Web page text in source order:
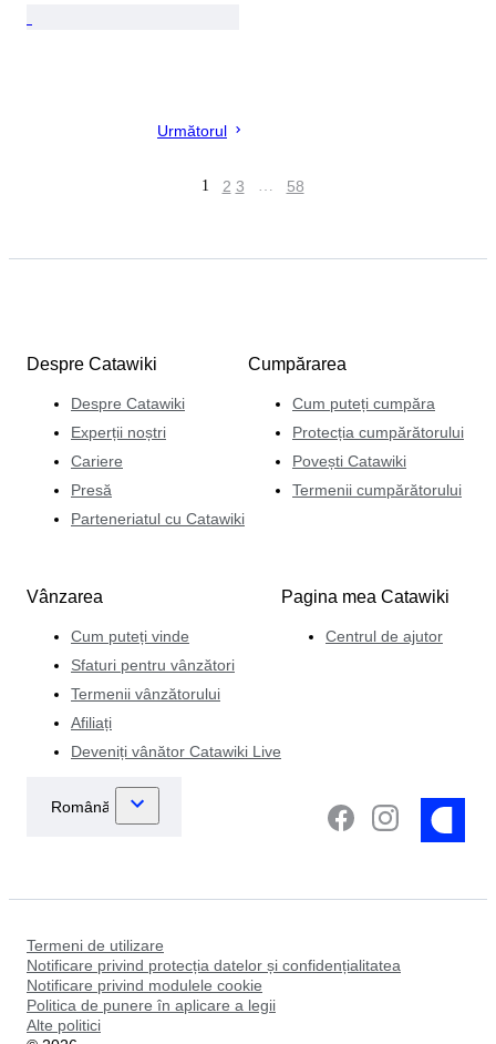
Următorul
1 2 3 … 58
Despre Catawiki
Despre Catawiki
Experții noștri
Cariere
Presă
Parteneriatul cu Catawiki
Cumpărarea
Cum puteți cumpăra
Protecția cumpărătorului
Povești Catawiki
Termenii cumpărătorului
Vânzarea
Cum puteți vinde
Sfaturi pentru vânzători
Termenii vânzătorului
Afiliați
Deveniți vânător Catawiki Live
Pagina mea Catawiki
Centrul de ajutor
Termeni de utilizare
Notificare privind protecția datelor și confidențialitatea
Notificare privind modulele cookie
Politica de punere în aplicare a legii
Alte politici